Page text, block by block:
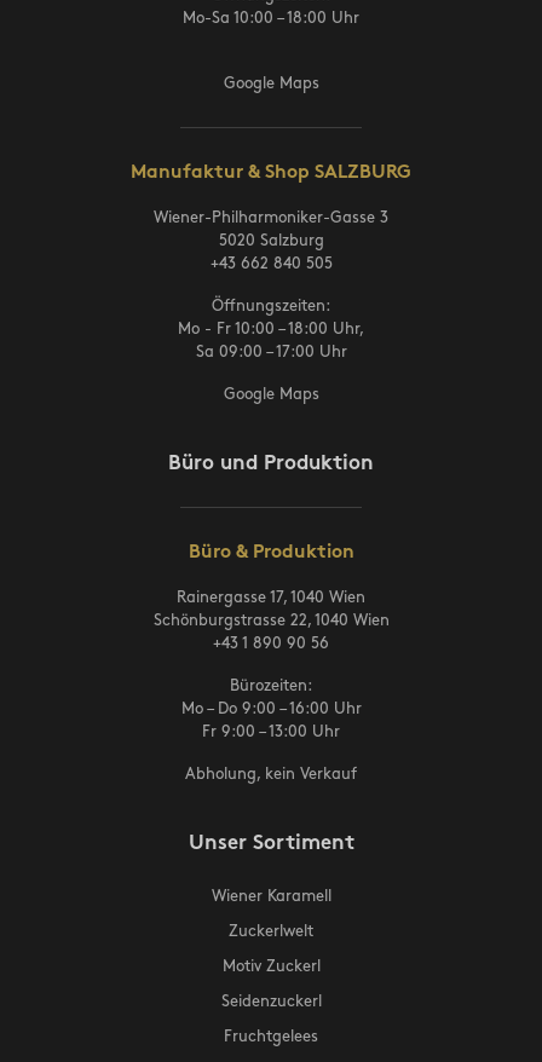
Mo-Sa 10:00 – 18:00 Uhr
Google Maps
Manufaktur & Shop SALZBURG
Wiener-Philharmoniker-Gasse 3
5020 Salzburg
+43 662 840 505
Öffnungszeiten:
Mo - Fr 10:00 – 18:00 Uhr,
Sa 09:00 – 17:00 Uhr
Google Maps
Büro und Produktion
Büro & Produktion
Rainergasse 17, 1040 Wien
Schönburgstrasse 22, 1040 Wien
+43 1 890 90 56
Bürozeiten:
Mo – Do 9:00 – 16:00 Uhr
Fr 9:00 – 13:00 Uhr
Abholung, kein Verkauf
Unser Sortiment
Wiener Karamell
Zuckerlwelt
Motiv Zuckerl
Seidenzuckerl
Fruchtgelees